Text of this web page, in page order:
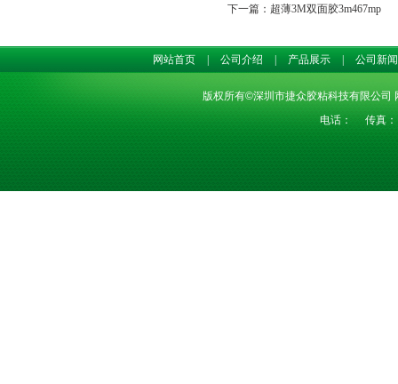
下一篇： 超薄3M双面胶3m467mp
网站首页 公司介绍 产品展示 公司新
版权所有©深圳市捷众胶粘科技有限公司
电话： 传真：